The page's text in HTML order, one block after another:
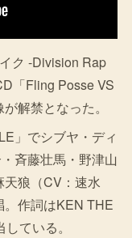
ク -Division Rap
「Fling Posse VS
解禁となった。
」でシブヤ・ディ
斉藤壮馬・野津山
狼（CV：速水
作詞はKEN THE
ている。